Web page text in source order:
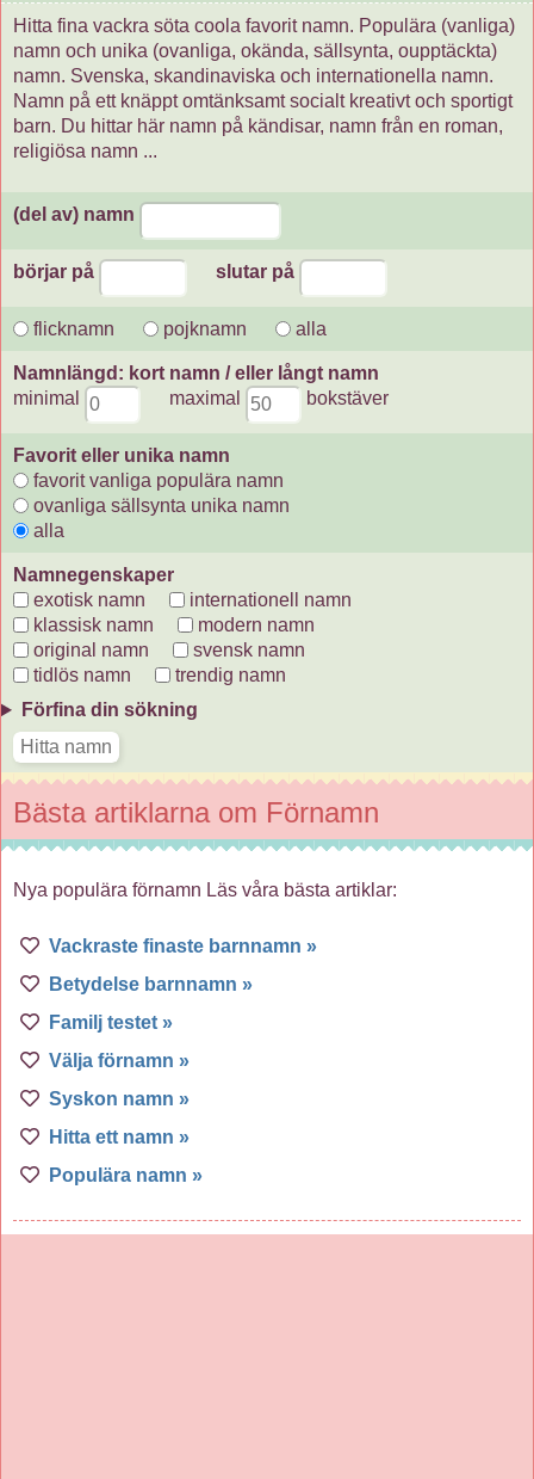
Hitta fina vackra söta coola favorit namn. Populära (vanliga)
namn och unika (ovanliga, okända, sällsynta, oupptäckta)
namn. Svenska, skandinaviska och internationella namn.
Namn på ett knäppt omtänksamt socialt kreativt och sportigt
barn. Du hittar här namn på kändisar, namn från en roman,
religiösa namn ...
(del av) namn
börjar på slutar på
flicknamn pojknamn alla
Namnlängd: kort namn / eller långt namn
minimal
maximal bokstäver
Favorit eller unika namn
favorit vanliga populära namn
ovanliga sällsynta unika namn
alla
Namnegenskaper
exotisk namn
internationell namn
klassisk namn
modern namn
original namn
svensk namn
tidlös namn
trendig namn
Förfina din sökning
Bästa artiklarna om Förnamn
Nya populära förnamn Läs våra bästa artiklar:
Vackraste finaste barnnamn »
Betydelse barnnamn »
Familj testet »
Välja förnamn »
Syskon namn »
Hitta ett namn »
Populära namn »